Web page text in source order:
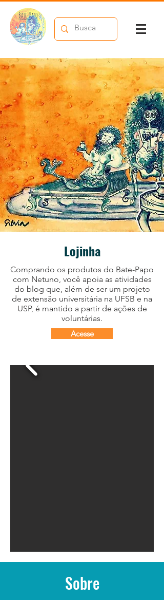
Lojinha
Comprando os produtos do Bate-Papo
com Netuno, você apoia as atividades
do blog que, além de ser um projeto
de extensão universitária na UFSB e na
USP, é mantido a partir de ações de
voluntárias.
Acesse
Sobre